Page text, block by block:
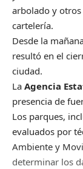
arbolado y
cartelería.
Desde la
resultó en el
ciudad.
La Agencia
presencia de
Los parques,
evaluados por
Ambiente y
determinar los